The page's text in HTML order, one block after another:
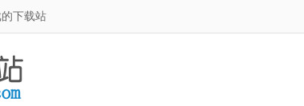
下载站